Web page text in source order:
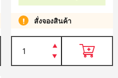
สั่งจองสินค้า